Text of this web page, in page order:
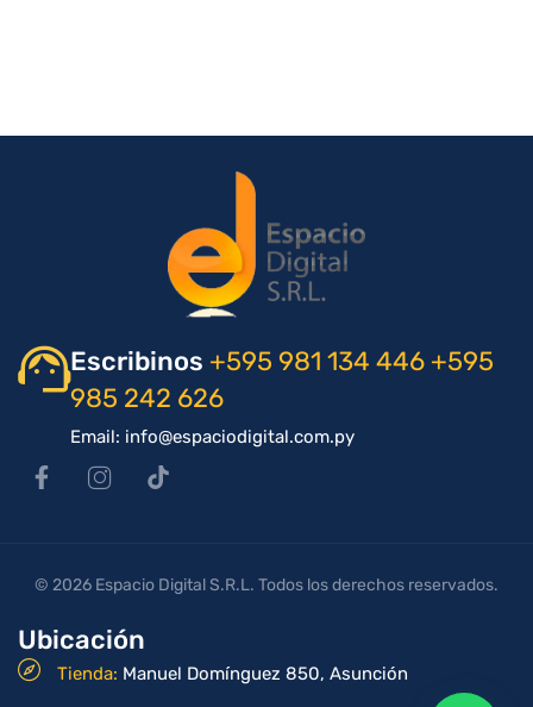
Escribinos +595 981 134 446 +595
985 242 626
Email: info@espaciodigital.com.py
Ubicación
Tienda: Manuel Domínguez 850, Asunción
© 2026 Espacio Digital S.R.L. Todos los derechos reservados.